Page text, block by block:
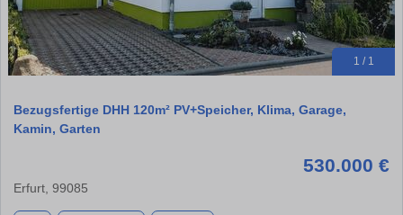
1 / 1
Bezugsfertige DHH 120m² PV+Speicher, Klima, Garage,
Kamin, Garten
530.000 €
Erfurt, 99085